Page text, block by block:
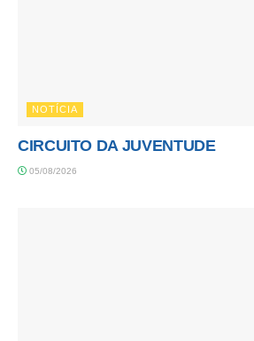
NOTÍCIA
CIRCUITO DA JUVENTUDE
05/08/2026